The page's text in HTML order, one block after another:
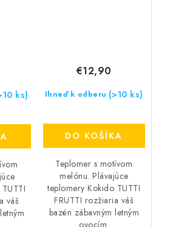
ks)
váš
Ihneď k odberu (>10 ks)
€12,90
DO KOŠÍKA
Teplomer s motívom
melónu. Plávajúce
teplomery Kokido TUTTI
FRUTTI rozžiaria váš
bazén zábavným letným